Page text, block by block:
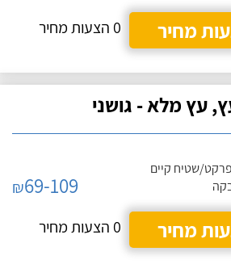
מחיר
0 הצעות מחיר
עץ מלא - גושני
שטיח קיים
₪69-109
מחיר
0 הצעות מחיר